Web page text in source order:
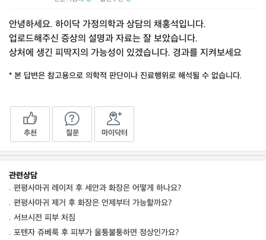
안녕하세요. 하이닥 가정의학과 상담의 채홍석입니다.
업로드해주신 증상의 설명과 자료는 잘 보았습니다.
상처에 생긴 피딱지의 가능성이 있겠습니다. 경과를 지켜보세요
* 본 답변은 참고용으로 의학적 판단이나 진료행위로 해석될 수 없습니다.
추천 질문 마이닥터
관련상담
편평사마귀 레이저 후 세안과 화장은 어떻게 하나요?
편평사마귀 제거 후 화장은 언제부터 가능할까요?
서브시전 피부 처짐
포텐자 쥬베룩 후 피부가 울퉁불퉁하면 정상인가요?